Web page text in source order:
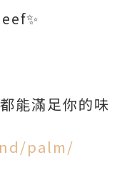
能滿足你的味
palm/